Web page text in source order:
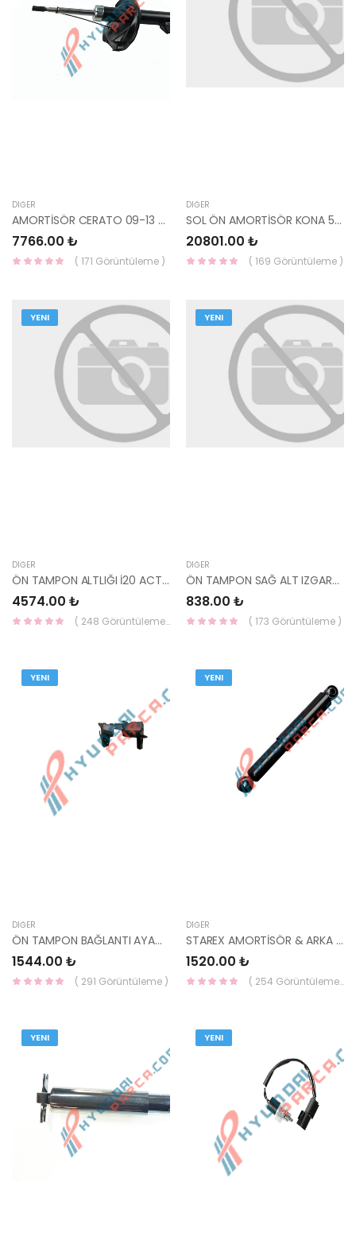
DIĞER
AMORTİSÖR CERATO 09-13 ÖN SOL 54651-1M300-HMC
7766.00 ₺
( 171 Görüntüleme )
DIĞER
SOL ÖN AMORTİSÖR KONA 54650-J9EB0-HMC
20801.00 ₺
( 169 Görüntüleme )
YENI
DIĞER
ÖN TAMPON ALTLIĞI İ20 ACTİVE 86512-C8300-HMC
4574.00 ₺
( 248 Görüntüleme )
YENI
DIĞER
ÖN TAMPON SAĞ ALT IZGARA ACTİVE 86564-C8300-HMC
838.00 ₺
( 173 Görüntüleme )
YENI
DIĞER
ÖN TAMPON BAĞLANTI AYAĞI SAĞ 16- SPORTAGE 86552-F1000-HMC
1544.00 ₺
( 291 Görüntüleme )
YENI
DIĞER
STAREX AMORTİSÖR & ARKA 97> 55310-4A500-OPTIMAL
1520.00 ₺
( 254 Görüntüleme )
YENI YENI